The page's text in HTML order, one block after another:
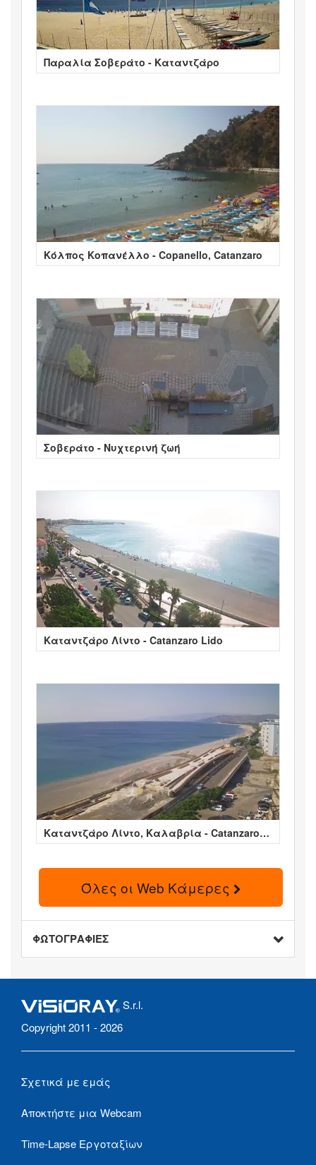
Παραλία Σοβεράτο - Καταντζάρο
Κόλπος Κοπανέλλο - Copanello, Catanzaro
Σοβεράτο - Νυχτερινή ζωή
Καταντζάρο Λίντο - Catanzaro Lido
Καταντζάρο Λίντο, Καλαβρία - Catanzaro
Lido
Όλες οι Web Κάμερες
ΦΩΤΟΓΡΑΦΙΕΣ
S.r.l.
Copyright 2011 - 2026
Σχετικά με εμάς
Αποκτήστε μια Webcam
Time-Lapse Εργοταξίων